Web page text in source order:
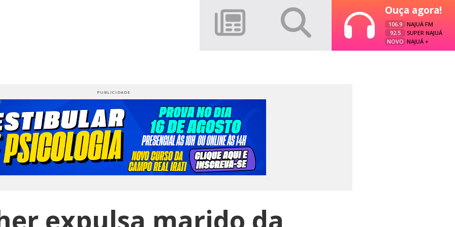
Ouça agora!
106.9
NAJUÁ FM
92.5
SUPER NAJUÁ
NOVO NAJUÁ +
expulsa marido da